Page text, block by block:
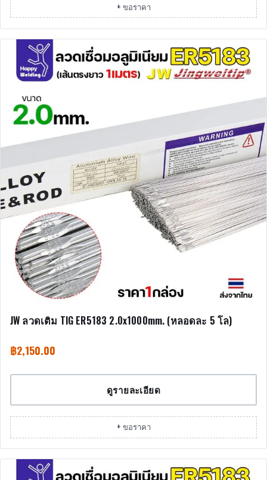
+ ขอราคา
JW ลวดเติม TIG ER5183 2.0x1000mm. (หลอดละ 5 โล)
฿2,150.00
ดูรายละเอียด
+ ขอราคา